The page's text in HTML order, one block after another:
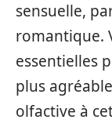
sensuelle,
romantique.
essentielles
plus
olfactive à